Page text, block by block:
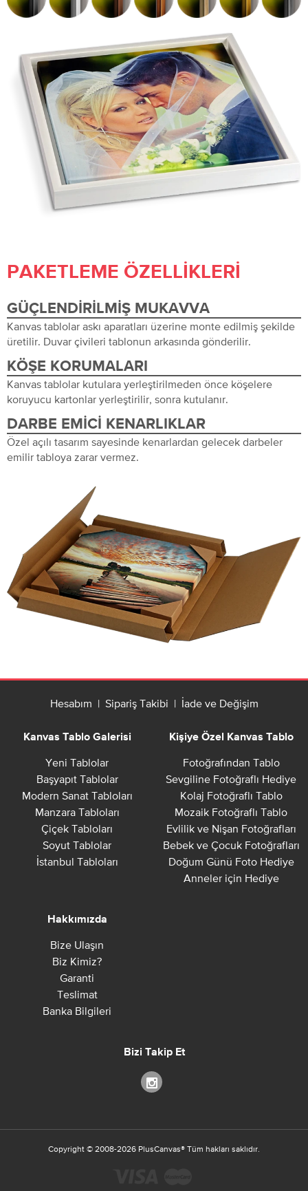
PAKETLEME ÖZELLIKLERI
GÜÇLENDIRILMIŞ MUKAVVA
Kanvas tablolar askı aparatları üzerine monte edilmiş şekilde
üretilir. Duvar çivileri tablonun arkasında gönderilir.
KÖŞE KORUMALARI
Kanvas tablolar kutulara yerleştirilmeden önce köşelere
koruyucu kartonlar yerleştirilir, sonra kutulanır.
DARBE EMICI KENARLIKLAR
Özel açılı tasarım sayesinde kenarlardan gelecek darbeler
emilir tabloya zarar vermez.
Hesabım | Sipariş Takibi | İade ve Değişim
Kanvas Tablo Galerisi
Yeni Tablolar
Başyapıt Tablolar
Modern Sanat Tabloları
Manzara Tabloları
Çiçek Tabloları
Soyut Tablolar
İstanbul Tabloları
Kişiye Özel Kanvas Tablo
Fotoğrafından Tablo
Sevgiline Fotoğraflı Hediye
Kolaj Fotoğraflı Tablo
Mozaik Fotoğraflı Tablo
Evlilik ve Nişan Fotoğrafları
Bebek ve Çocuk Fotoğrafları
Doğum Günü Foto Hediye
Anneler için Hediye
Hakkımızda
Bize Ulaşın
Biz Kimiz?
Garanti
Teslimat
Banka Bilgileri
Bizi Takip Et
Copyright © 2008-2026 PlusCanvas® Tüm hakları saklıdır.